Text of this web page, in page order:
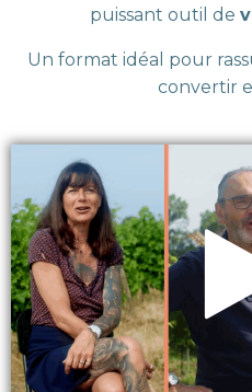
puissant outil de
Un format idéal pour
convertir